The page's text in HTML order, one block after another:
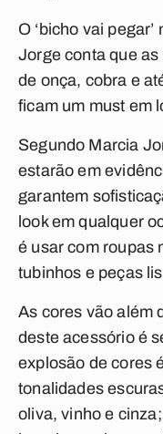
O ‘bicho vai
Jorge conta que
de onça, cobra e
ficam um must em
Segundo Marcia
estarão em
garantem
look em qualquer
é usar com roupas
tubinhos e peças
As cores vão além
deste acessório é
explosão de cores
tonalidades
oliva, vinho e